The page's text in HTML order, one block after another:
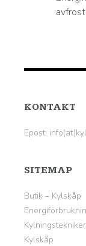
KONTAKT
Epost:
SITEMAP
Butik – Kylskåp
Kylningstekniker
Kylskåp